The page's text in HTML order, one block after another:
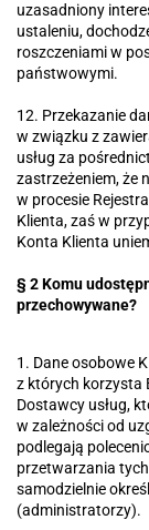
uzasadniony
ustaleniu,
roszczeniami w
państwowymi.
12. Przekazanie
w związku z
usług za
zastrzeżeniem, że
w procesie
Klienta, zaś w
Konta Klienta
§ 2 Komu
przechowywane?
1. Dane osobowe
z których korzysta
Dostawcy usług,
w zależności od
podlegają
przetwarzania
samodzielnie
(administratorzy).